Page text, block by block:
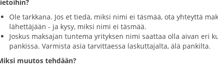
Ole tarkkana. Jos et tiedä, miksi nimi ei täsmää, ota yhteyttä
lähettäjään - ja kysy, miksi nimi ei täsmää.
Joskus maksajan tuntema yrityksen nimi saattaa olla aivan eri
pankissa. Varmista asia tarvittaessa laskuttajalta, älä pankilta.
muutos tehdään?